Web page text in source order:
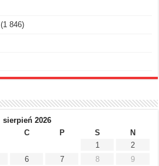
(1 846)
sierpień 2026
C P S
N
1
2
6 7 8
9